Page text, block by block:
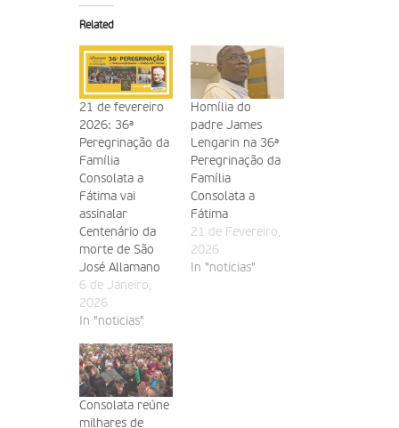
Related
21 de fevereiro
2026: 36ª
Peregrinação da
Família
Consolata a
Fátima vai
assinalar
Centenário da
morte de São
José Allamano
6 de Janeiro,
2026
In "noticias"
Homília do
padre James
Lengarin na 36ª
Peregrinação da
Família
Consolata a
Fátima
21 de Fevereiro,
2026
In "noticias"
Consolata reúne
milhares de